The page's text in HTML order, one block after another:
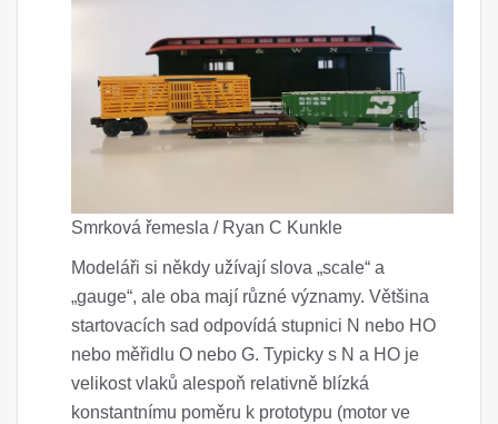
Smrková řemesla / Ryan C Kunkle
Modeláři si někdy užívají slova „scale“ a
„gauge“, ale oba mají různé významy. Většina
startovacích sad odpovídá stupnici N nebo HO
nebo měřidlu O nebo G. Typicky s N a HO je
velikost vlaků alespoň relativně blízká
konstantnímu poměru k prototypu (motor ve